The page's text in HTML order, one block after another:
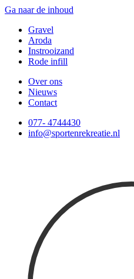
Ga naar de inhoud
Gravel
Aroda
Instrooizand
Rode infill
Over ons
Nieuws
Contact
077- 4744430
info@sportenrekreatie.nl